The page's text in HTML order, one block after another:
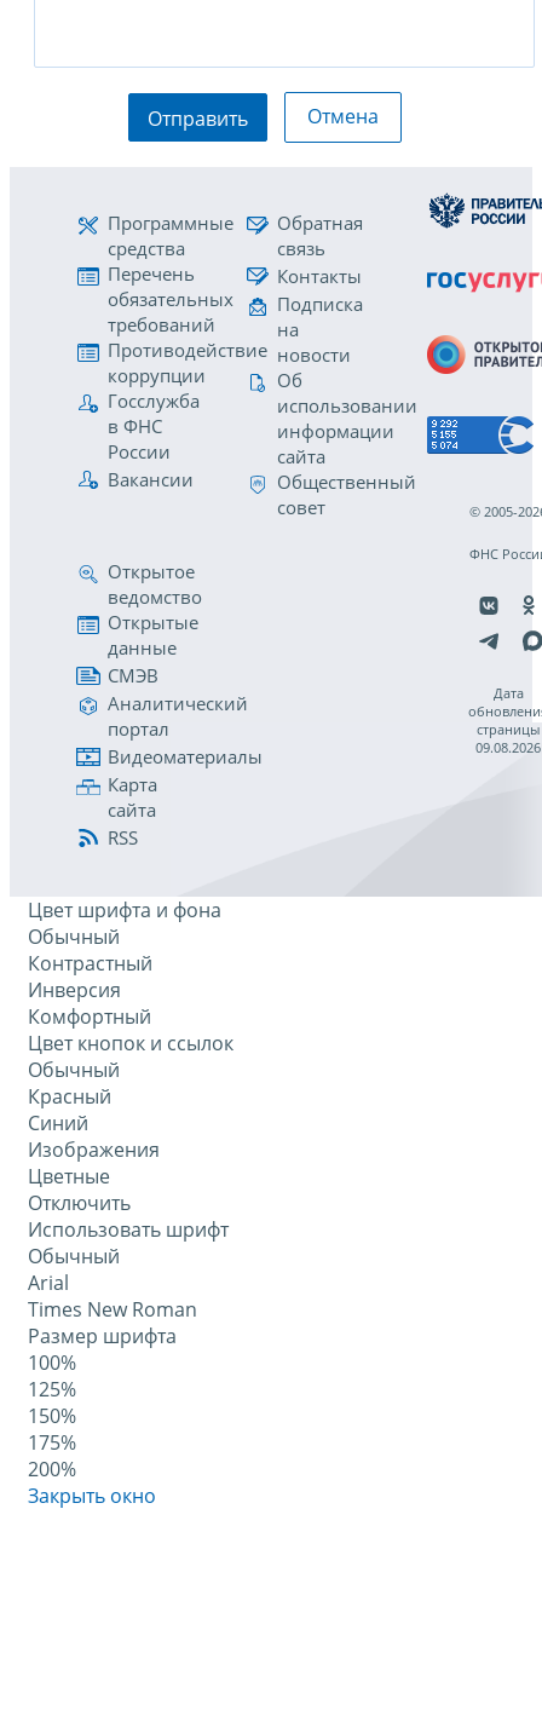
Отправить Отмена
Программные
средства
Перечень
обязательных
требований
Противодействие
коррупции
Госслужба
в ФНС
России
Вакансии
Обратная
связь
Контакты
Подписка
на
новости
Об
использовании
информации
сайта
Общественный
совет
Открытое
ведомство
Открытые
данные
СМЭВ
Аналитический
портал
Видеоматериалы
Карта
сайта
RSS
© 2005-
ФНС
Дата
страницы
09.08.2026
Цвет шрифта и фона
Обычный
Контрастный
Инверсия
Комфортный
Цвет кнопок и ссылок
Обычный
Красный
Синий
Изображения
Цветные
Отключить
Использовать шрифт
Обычный
Arial
Times New Roman
Размер шрифта
100%
125%
150%
175%
200%
Закрыть окно